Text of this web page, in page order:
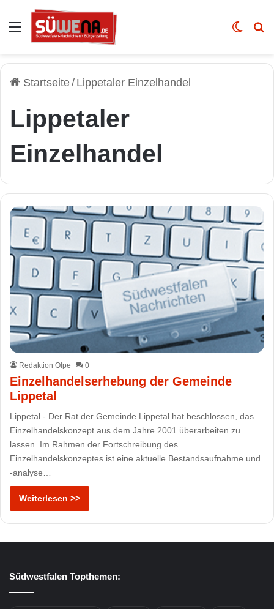
Auswahl Skin
Startseite/ Lippetaler Einzelhandel
Lippetaler
Einzelhandel
Redaktion Olpe 0
Einzelhandelserhebung der Gemeinde
Lippetal
Lippetal - Der Rat der Gemeinde Lippetal hat beschlossen, das
Einzelhandelskonzept aus dem Jahre 2001 überarbeiten zu
lassen. Im Rahmen der Fortschreibung des
Einzelhandelskonzeptes ist eine aktuelle Bestandsaufnahme und
-analyse…
Weiterlesen >>
Südwestfalen Topthemen: